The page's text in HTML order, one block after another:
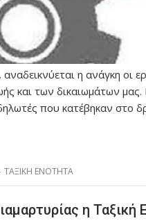
αναδεικνύεται η ανάγκη
και των δικαιωμάτων
που κατέβηκαν στο
ΤΑΞΙΚΗ ΕΝΟΤΗΤΑ
η Ταξική